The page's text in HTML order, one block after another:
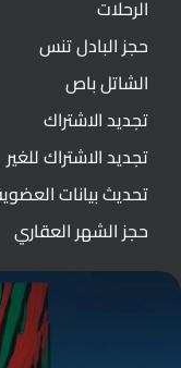
الرحلات
حجز البادل تنس
الشاتل باص
تجديد الاشتراك
تجديد الاشتراك للغير
تحديث بيانات
حجز الشهر العقاري